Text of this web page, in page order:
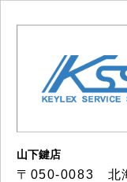
山下鍵店
〒050-0083 北